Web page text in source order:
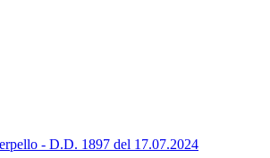
- D.D. 1897 del 17.07.2024